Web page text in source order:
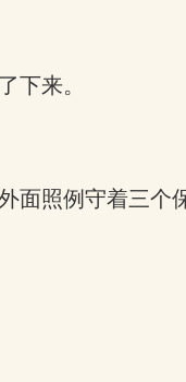
下来。
照例守着三个